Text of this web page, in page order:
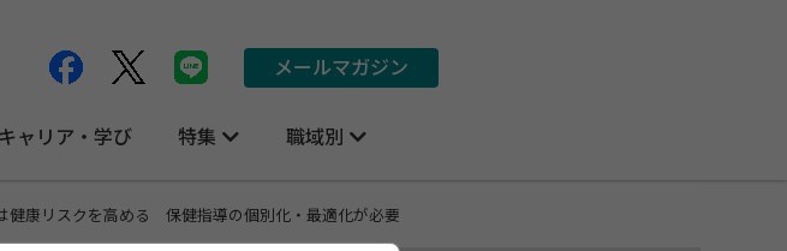
キャリア・学び 特集 職域別
メールマガジン
健康リスクを高める 保健指導の個別化・最適化が必要